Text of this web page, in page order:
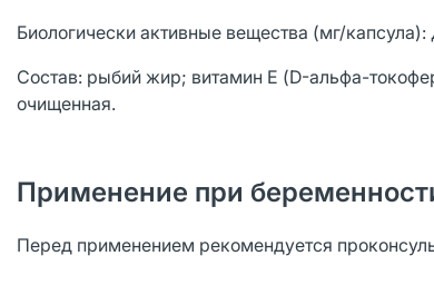
Биологически активные вещества (мг/
Состав: рыбий жир; витамин Е (D-альфа-
очищенная.
Применение при
Перед применением рекомендуется